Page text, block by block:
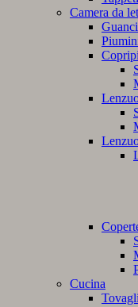
Camera da
Cucina